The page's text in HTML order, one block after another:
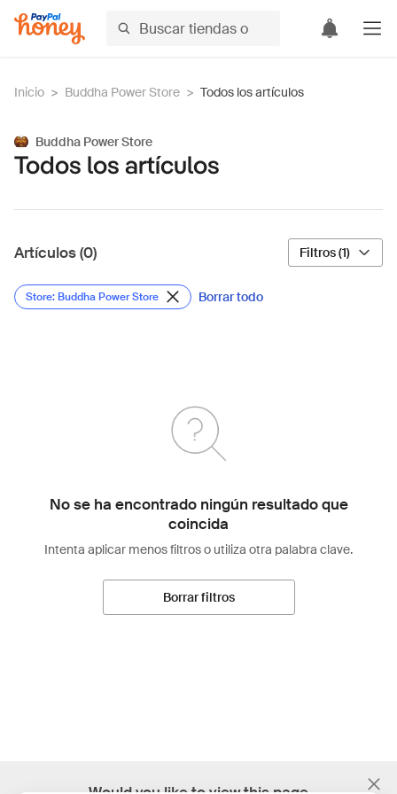
Inicio > Buddha Power Store > Todos los artículos
Buddha Power Store
Todos los artículos
Artículos (0) Filtros (1)
Store: Buddha Power Store Borrar todo
No se ha encontrado ningún resultado que
coincida
Intenta aplicar menos filtros o utiliza otra palabra clave.
Borrar filtros